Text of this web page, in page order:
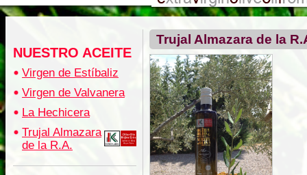
NUESTRO ACEITE
Virgen de Estíbaliz
Virgen de Valvanera
La Hechicera
Trujal Almazara
de la R.A.
Trujal Almazara de la